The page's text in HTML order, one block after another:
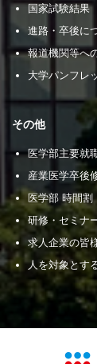
国家試験結果
進路・卒後に
報道機関等へ
大学パンフレ
その他
医学部主要就
産業医学卒後
医学部 時間割
研修・セミナ
求人企業の皆
人を対象とす